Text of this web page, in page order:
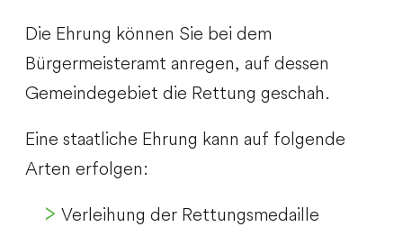
Die Ehrung können Sie bei dem
Bürgermeisteramt anregen, auf dessen
Gemeindegebiet die Rettung geschah.
Eine staatliche Ehrung kann auf folgende
Arten erfolgen:
Verleihung der Rettungsmedaille